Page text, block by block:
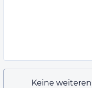
Keine